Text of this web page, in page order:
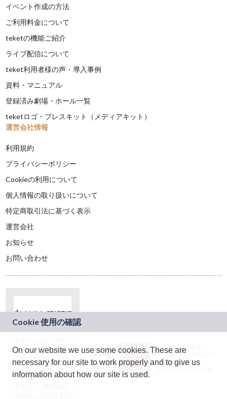
イベント作成の方法
ご利用料金について
teketの機能ご紹介
ライブ配信について
teket利用者様の声・導入事例
資料・マニュアル
登録済み劇場・ホール一覧
teketロゴ・プレスキット（メディアキット）
運営会社情報
利用規約
プライバシーポリシー
Cookieの利用について
個人情報の取り扱いについて
特定商取引法に基づく表示
運営会社
お知らせ
お問い合わせ
ドコモグループの新
規事業創出プログラ
ム「docomo
STARTUP」を通じて
JASRAC許諾番号：
9024936001Y45037
JASRAC許諾番号：
On our website we use some cookies. These are
necessary for our site to work properly and to give us
information about how our site is used.